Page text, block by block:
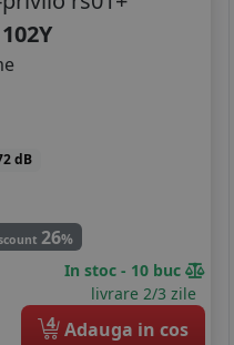
dB
26%
In stoc - 10 buc
livrare 2/3 zile
4 Adauga in cos